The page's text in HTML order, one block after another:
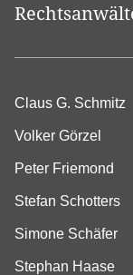
Claus G. Schmitz
Volker Görzel
Peter Friemond
Stefan Schotters
Simone Schäfer
Stephan Haase